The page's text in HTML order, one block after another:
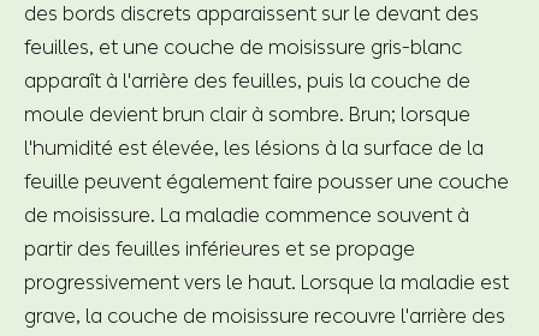
des bords discrets apparaissent sur le devant des
feuilles, et une couche de moisissure gris-blanc
apparaît à l'arrière des feuilles, puis la couche de
moule devient brun clair à sombre. Brun; lorsque
l'humidité est élevée, les lésions à la surface de la
feuille peuvent également faire pousser une couche
de moisissure. La maladie commence souvent à
partir des feuilles inférieures et se propage
progressivement vers le haut. Lorsque la maladie est
grave, la couche de moisissure recouvre l'arrière des